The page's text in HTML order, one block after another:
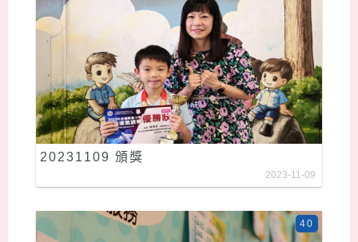
20231109 頒獎
2023-11-09
40